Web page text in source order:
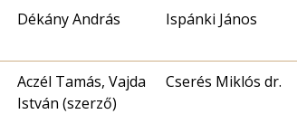
Dékány András Ispánki János
Aczél Tamás, Vajda
István (szerző)
Cserés Miklós dr.